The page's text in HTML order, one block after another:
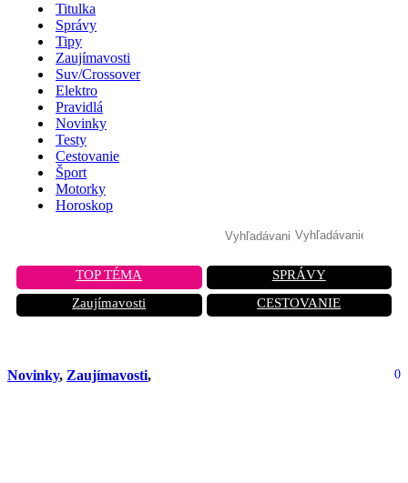
Titulka
Správy
Tipy
Zaujímavosti
Suv/Crossover
Elektro
Pravidlá
Novinky
Testy
Cestovanie
Šport
Motorky
Horoskop
TOP TÉMA
SPRÁVY
Zaujímavosti
CESTOVANIE
Novinky, Zaujímavosti, 0